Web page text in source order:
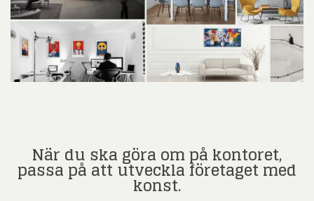
När du ska göra om på kontoret,
passa på att utveckla företaget med
konst.